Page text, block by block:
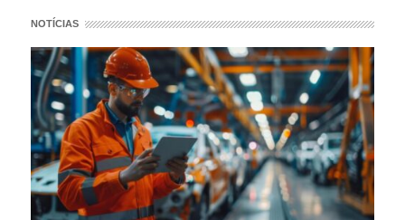
NOTÍCIAS